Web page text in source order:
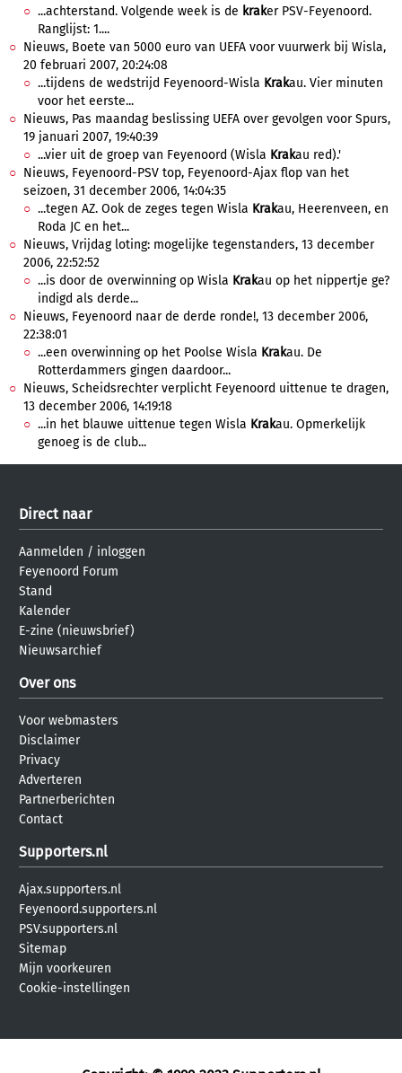
...achterstand. Volgende week is de kraker PSV-Feyenoord.
Ranglijst: 1....
Nieuws, Boete van 5000 euro van UEFA voor vuurwerk bij Wisla,
20 februari 2007, 20:24:08
...tijdens de wedstrijd Feyenoord-Wisla Krakau. Vier minuten
voor het eerste...
Nieuws, Pas maandag beslissing UEFA over gevolgen voor Spurs,
19 januari 2007, 19:40:39
...vier uit de groep van Feyenoord (Wisla Krakau red).'
Nieuws, Feyenoord-PSV top, Feyenoord-Ajax flop van het
seizoen, 31 december 2006, 14:04:35
...tegen AZ. Ook de zeges tegen Wisla Krakau, Heerenveen, en
Roda JC en het...
Nieuws, Vrijdag loting: mogelijke tegenstanders, 13 december
2006, 22:52:52
...is door de overwinning op Wisla Krakau op het nippertje ge?
indigd als derde...
Nieuws, Feyenoord naar de derde ronde!, 13 december 2006,
22:38:01
...een overwinning op het Poolse Wisla Krakau. De
Rotterdammers gingen daardoor...
Nieuws, Scheidsrechter verplicht Feyenoord uittenue te dragen,
13 december 2006, 14:19:18
...in het blauwe uittenue tegen Wisla Krakau. Opmerkelijk
genoeg is de club...
Direct naar
Aanmelden / inloggen
Feyenoord Forum
Stand
Kalender
E-zine (nieuwsbrief)
Nieuwsarchief
Over ons
Voor webmasters
Disclaimer
Privacy
Adverteren
Partnerberichten
Contact
Supporters.nl
Ajax.supporters.nl
Feyenoord.supporters.nl
PSV.supporters.nl
Sitemap
Mijn voorkeuren
Cookie-instellingen